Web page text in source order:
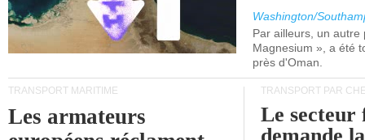
Washington/
Par ailleurs, un autre
Magnesium », a été
près d'Oman.
TRANSPORT MARITIME
Les armateurs
TRANSPORT PAR
Le